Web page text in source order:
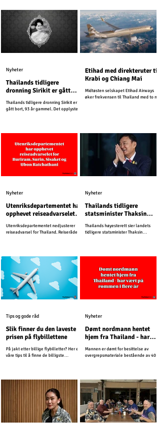
Thailands tidligere
dronning Sirikit er gått
Thailands tidligere dronning Sirikit er
gått bort, 93 år gammel. Det opplyste
Nyheter
Etihad med direkteruter til
Krabi og Chiang Mai
Midtøsten selskapet Etihad Airways
øker frekvensen til Thailand med to
Utenriksdepartementet har
opphevet reiseadvarselet
og Ubon Ratchathani
Utenriksdepartementet nedjusterer
reiseadvarsel for Thailand. Reiserådet
Nyheter
Thailands tidligere
statsminister Thaksin
i fengsel
Thailands høyesterett sier landets
tidligere statsminister Thaksin
Nyheter
Slik finner du den laveste
prisen på flybillettene
På jakt etter billige flybilletter? Her er
våre tips til å finne de billigste
Tips og gode råd
Dømt nordmann hentet
hjem fra Thailand - har
Mannen er dømt for besittelse av
overgrepsmateriale bestående av 4000
Nyheter